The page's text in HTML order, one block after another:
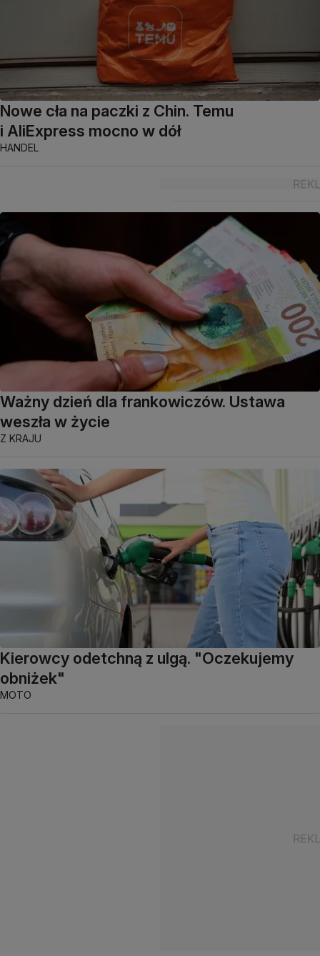
Nowe cła na paczki z Chin. Temu
i AliExpress mocno w dół
HANDEL
Ważny dzień dla frankowiczów. Ustawa
weszła w życie
Z KRAJU
Kierowcy odetchną z ulgą. "Oczekujemy
obniżek"
MOTO